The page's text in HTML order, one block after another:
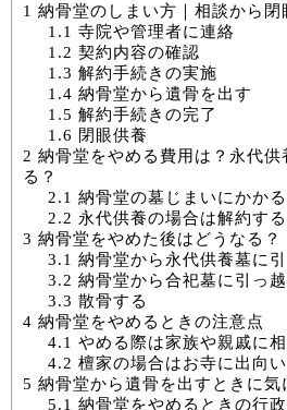
1 納骨堂のしまい方｜相談から閉
1.1 寺院や管理者に連絡
1.2 契約内容の確認
1.3 解約手続きの実施
1.4 納骨堂から遺骨を出す
1.5 解約手続きの完了
1.6 閉眼供養
2 納骨堂をやめる費用は？永代供
る？
2.1 納骨堂の墓じまいにかか
2.2 永代供養の場合は解約す
3 納骨堂をやめた後はどうなる？
3.1 納骨堂から永代供養墓に
3.2 納骨堂から合祀墓に引っ
3.3 散骨する
4 納骨堂をやめるときの注意点
4.1 やめる際は家族や親戚に
4.2 檀家の場合はお寺に出向
5 納骨堂から遺骨を出すときに気
5.1 納骨堂をやめるときの行